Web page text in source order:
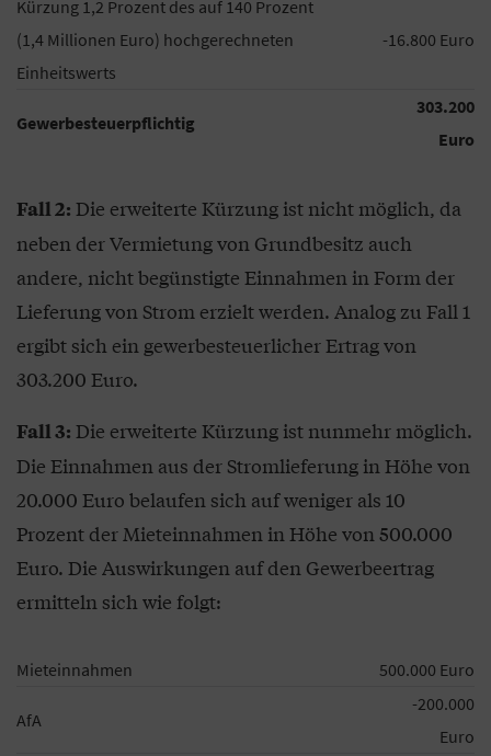
Kürzung 1,2 Prozent des auf 140 Prozent
(1,4 Millionen Euro) hochgerechneten
Einheitswerts
-16.800 Euro
Gewerbesteuerpflichtig
303.200
Euro
Fall 2: Die erweiterte Kürzung ist nicht möglich, da
neben der Vermietung von Grundbesitz auch
andere, nicht begünstigte Einnahmen in Form der
Lieferung von Strom erzielt werden. Analog zu Fall 1
ergibt sich ein gewerbesteuerlicher Ertrag von
303.200 Euro.
Fall 3: Die erweiterte Kürzung ist nunmehr möglich.
Die Einnahmen aus der Stromlieferung in Höhe von
20.000 Euro belaufen sich auf weniger als 10
Prozent der Mieteinnahmen in Höhe von 500.000
Euro. Die Auswirkungen auf den Gewerbeertrag
ermitteln sich wie folgt:
Mieteinnahmen 500.000 Euro
AfA
-200.000
Euro